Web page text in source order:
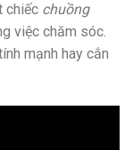
chiếc chuồng
việc chăm sóc.
mạnh hay cắn